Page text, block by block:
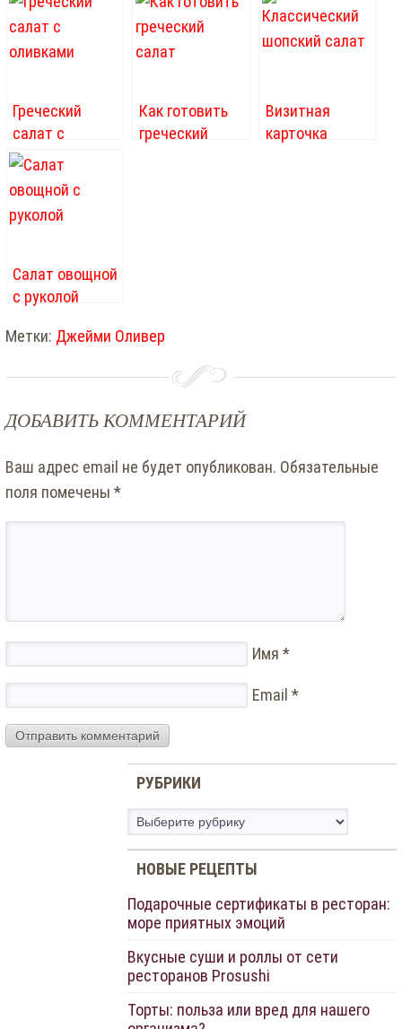
Греческий
салат с
оливками
Как готовить
греческий
​Визитная
карточка
Салат овощной
с руколой
Метки: Джейми Оливер
ДОБАВИТЬ КОММЕНТАРИЙ
Ваш адрес email не будет опубликован. Обязательные
поля помечены *
Имя *
Email *
РУБРИКИ
Рубрики
НОВЫЕ РЕЦЕПТЫ
Подарочные сертификаты в ресторан:
море приятных эмоций
Вкусные суши и роллы от сети
ресторанов Prosushi
Торты: польза или вред для нашего